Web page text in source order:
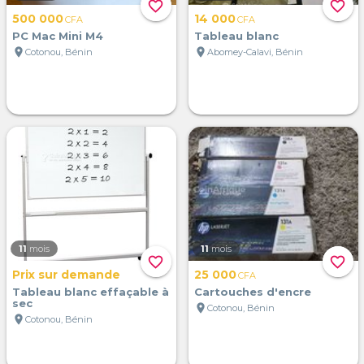
favorite_border
500 000CFA
PC Mac Mini M4
location_on Cotonou, Bénin
favorite_border
14 000CFA
Tableau blanc
location_on Abomey-Calavi, Bénin
favorite_border
11 mois
Prix sur demande
Tableau blanc effaçable à
sec
location_on Cotonou, Bénin
favorite_border
11 mois
25 000CFA
Cartouches d'encre
location_on Cotonou, Bénin